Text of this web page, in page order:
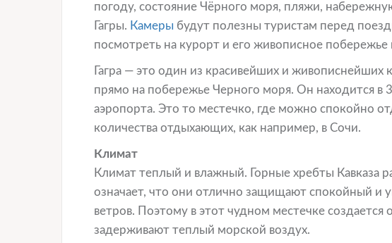
погоду, состояние Чёрного моря, пляжи,
Гагры. Камеры будут полезны туристам перед
посмотреть на курорт и его живописное побережье
Гагра — это один из красивейших и
прямо на побережье Черного моря. Он находится в
аэропорта. Это то местечко, где можно спокойно
количества отдыхающих, как например, в Сочи.
Климат
Климат теплый и влажный. Горные хребты Кавказа
означает, что они отлично защищают спокойный и
ветров. Поэтому в этот чудном местечке
задерживают теплый морской воздух.